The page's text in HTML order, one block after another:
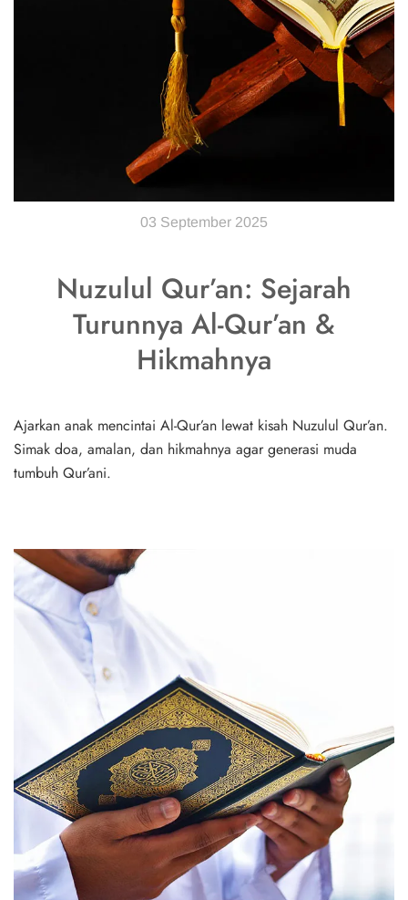
03 September 2025
Nuzulul Qur’an: Sejarah
Turunnya Al-Qur’an &
Hikmahnya
Ajarkan anak mencintai Al-Qur’an lewat kisah Nuzulul Qur’an.
Simak doa, amalan, dan hikmahnya agar generasi muda
tumbuh Qur’ani.